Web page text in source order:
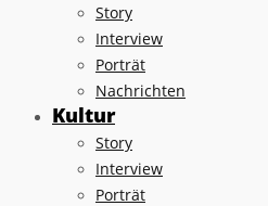
Story
Interview
Porträt
Nachrichten
Kultur
Story
Interview
Porträt